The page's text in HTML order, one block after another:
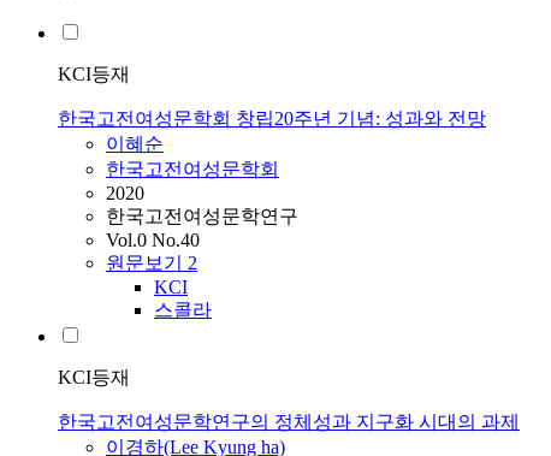
KCI등재
한국고전여성문학회 창립20주년 기념: 성과와 전망
이혜순
한국고전여성문학회
2020
한국고전여성문학연구
Vol.0 No.40
원문보기 2
KCI
스콜라
KCI등재
한국고전여성문학연구의 정체성과 지구화 시대의 과제
이경하(Lee Kyung ha)